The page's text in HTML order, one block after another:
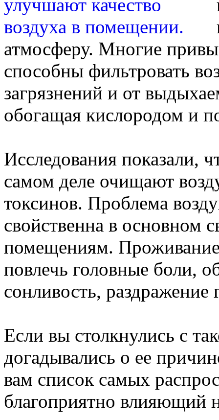
атмосферу. Многие
способны фильтровать
загрязнений и от
обогащая кислородом и
Исследования показали,
самом деле очищают
токсинов. Проблема
свойственна в основном
помещениям.
повлечь головные боли,
сонливость, раздражение
Если вы столкнулись с
догадывались о ее
вам список самых
благоприятно влияющий